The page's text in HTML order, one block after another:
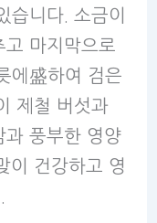
습니다. 소금이
마지막으로
에盛하여 검은
제철 버섯과
과 풍부한 영양
이 건강하고 영